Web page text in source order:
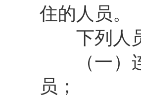
住的人员。
下列人
（一）
员；